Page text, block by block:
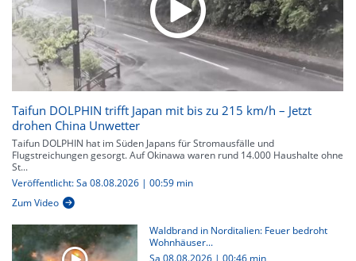
Taifun DOLPHIN trifft Japan mit bis zu 215 km/h – Jetzt
drohen China Unwetter
Taifun DOLPHIN hat im Süden Japans für Stromausfälle und
Flugstreichungen gesorgt. Auf Okinawa waren rund 14.000 Haushalte ohne
St...
Veröffentlicht: Sa 08.08.2026 | 00:59 min
Zum Video
Waldbrand in Norditalien: Feuer bedroht
Wohnhäuser...